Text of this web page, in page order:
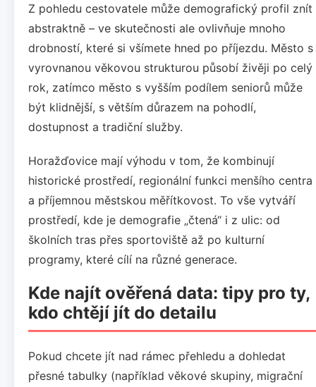
Z pohledu cestovatele může demografický profil znít
abstraktně – ve skutečnosti ale ovlivňuje mnoho
drobností, které si všímete hned po příjezdu. Město s
vyrovnanou věkovou strukturou působí živěji po celý
rok, zatímco město s vyšším podílem seniorů může
být klidnější, s větším důrazem na pohodlí,
dostupnost a tradiční služby.
Horažďovice mají výhodu v tom, že kombinují
historické prostředí, regionální funkci menšího centra
a příjemnou městskou měřítkovost. To vše vytváří
prostředí, kde je demografie „čtená“ i z ulic: od
školních tras přes sportoviště až po kulturní
programy, které cílí na různé generace.
Kde najít ověřená data: tipy pro ty,
kdo chtějí jít do detailu
Pokud chcete jít nad rámec přehledu a dohledat
přesné tabulky (například věkové skupiny, migrační